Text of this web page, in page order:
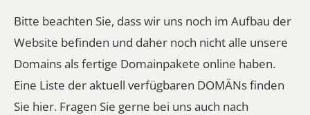
Bitte beachten Sie, dass wir uns noch im Aufbau der
Website befinden und daher noch nicht alle unsere
Domains als fertige Domainpakete online haben.
Eine Liste der aktuell verfügbaren DOMÄNs finden
Sie hier. Fragen Sie gerne bei uns auch nach